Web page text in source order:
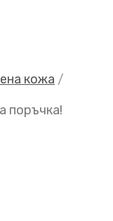
кожа /
поръчка!